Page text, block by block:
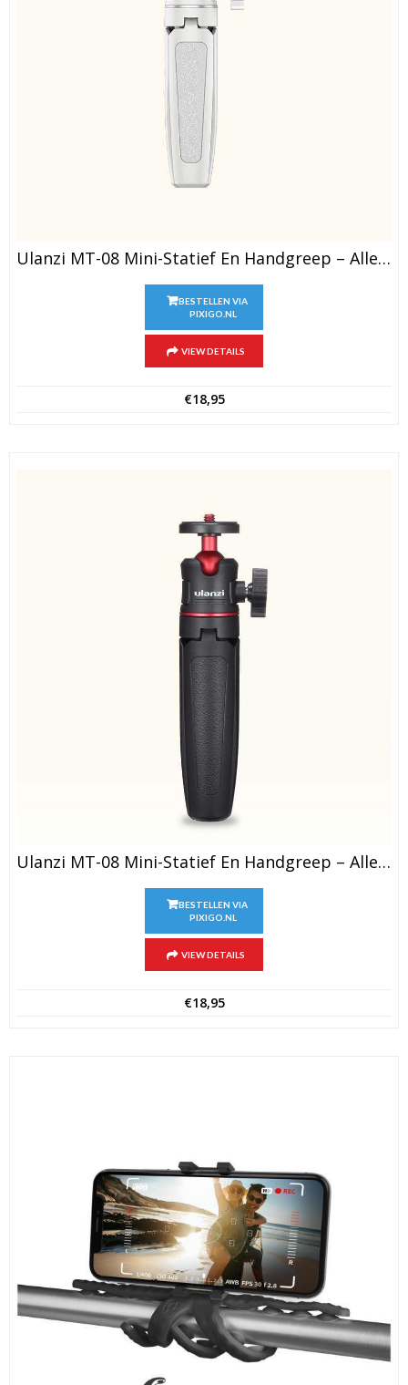
Ulanzi MT-08 Mini-Statief En Handgreep – Alleen Het Statief (Wit)
BESTELLEN VIA
PIXIGO.NL
VIEW DETAILS
€18,95
Ulanzi MT-08 Mini-Statief En Handgreep – Alleen Het Statief (zwart)
BESTELLEN VIA
PIXIGO.NL
VIEW DETAILS
€18,95